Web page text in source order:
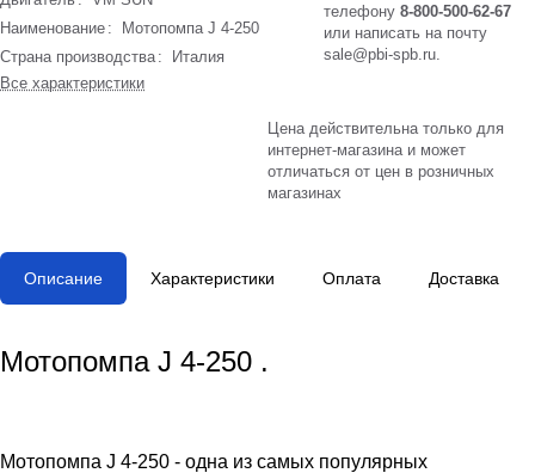
Наименование :
Мотопомпа J 4-250
Страна производства :
Италия
Все характеристики
телефону 8-800-500-62-67
или написать на почту
sale@pbi-spb.ru.
Цена действительна только для
интернет-магазина и может
отличаться от цен в розничных
магазинах
Описание Характеристики Оплата Доставка
Мотопомпа J 4-250 .
Мотопомпа J 4-250 - одна из самых популярных